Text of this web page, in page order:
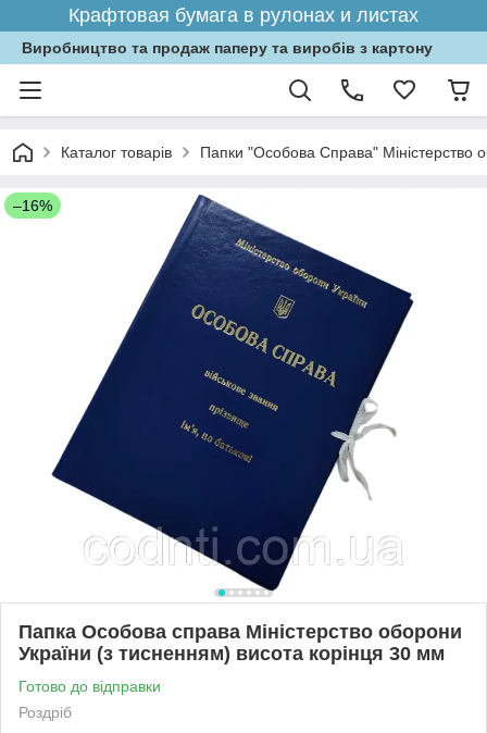
Крафтовая бумага в рулонах и листах
Виробництво та продаж паперу та виробів з картону
Каталог товарів Папки "Особова Справа" Міністерство
–16%
Папка Особова справа Міністерство оборони
України (з тисненням) висота корінця 30 мм
Готово до відправки
Роздріб